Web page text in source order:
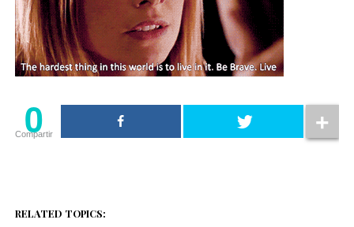
0
Compartir
RELATED TOPICS: